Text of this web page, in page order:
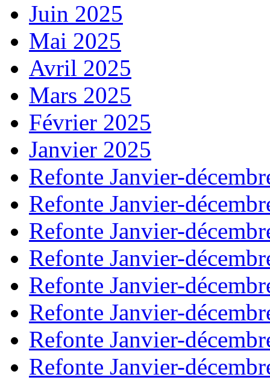
Juin 2025
Mai 2025
Avril 2025
Mars 2025
Février 2025
Janvier 2025
Refonte Janvier-
Refonte Janvier-
Refonte Janvier-
Refonte Janvier-
Refonte Janvier-
Refonte Janvier-
Refonte Janvier-
Refonte Janvier-